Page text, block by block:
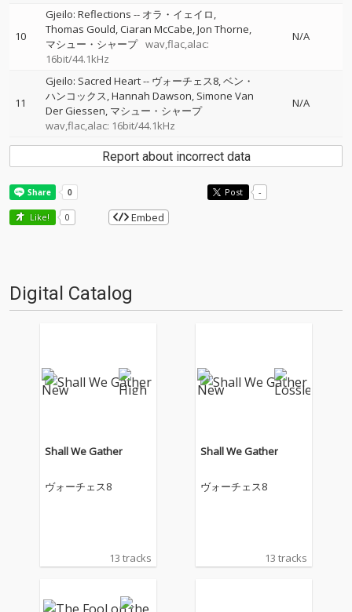
10
Gjeilo: Reflections -- オラ・イェイロ
Thomas Gould Ciaran McCabe Jon Thorne
マシュー・シャープ wav,flac,alac:
16bit/44.1kHz
N/A
11
Gjeilo: Sacred Heart-- ヴォーチェス8 ベン・
ハンコックス Hannah Dawson Simone Van
Der Giessen マシュー・シャープ
wav,flac,alac: 16bit/44.1kHz
N/A
Report about incorrect data
Post -
Like! 0 Embed
Digital Catalog
Shall We Gather
ヴォーチェス8
13 tracks
Shall We Gather
ヴォーチェス8
13 tracks